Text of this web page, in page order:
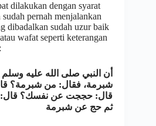
dilakukan dengan syarat
pernah menjalankan
dibadalkan sudah uzur baik
wafat seperti keterangan
أن النبي صلى الله عليه
شبرمة، فقال: من شبرمة؟
قال: حججت عن نفسك؟ قال:
ثم حج عن شبرمة